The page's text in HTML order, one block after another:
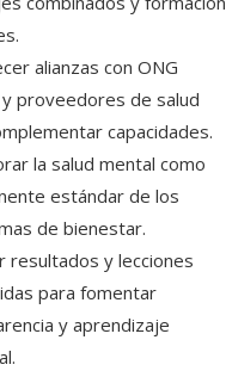
alianzas con ONG
proveedores de salud
capacidades.
la salud mental como
estándar de los
de bienestar.
resultados y lecciones
para fomentar
y aprendizaje